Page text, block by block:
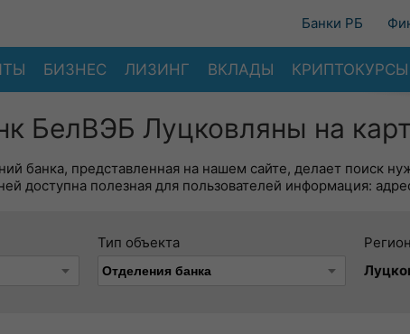
Банки РБ
БИЗНЕС ЛИЗИНГ ВКЛАДЫ КРИПТОКУРСЫ
БелВЭБ Луцковляны на
банка, представленная на нашем сайте, делает поиск
доступна полезная для пользователей информация:
Тип объекта
Регион